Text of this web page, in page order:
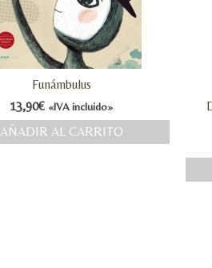
Funámbulus
13,90€ «IVA incluido»
AÑADIR AL CARRITO